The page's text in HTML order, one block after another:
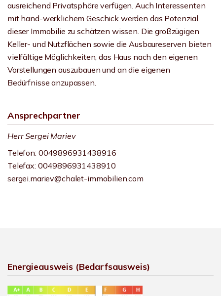
ausreichend Privatsphäre verfügen. Auch Interessenten
mit hand-werklichem Geschick werden das Potenzial
dieser Immobilie zu schätzen wissen. Die großzügigen
Keller- und Nutzflächen sowie die Ausbaureserven bieten
vielfältige Möglichkeiten, das Haus nach den eigenen
Vorstellungen auszubauen und an die eigenen
Bedürfnisse anzupassen.
Ansprechpartner
Herr Sergei Mariev
Telefon: 0049896931438916
Telefax: 0049896931438910
sergei.mariev@chalet-immobilien.com
Energieausweis (Bedarfsausweis)